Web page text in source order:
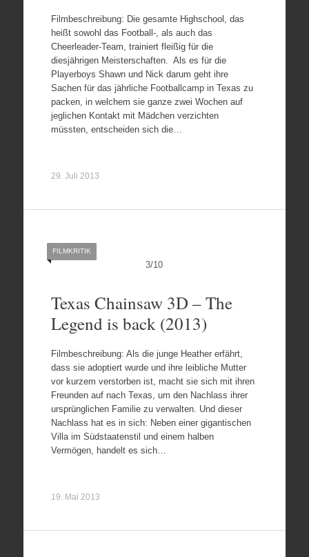
Filmbeschreibung: Die gesamte Highschool, das
heißt sowohl das Football-, als auch das
Cheerleader-Team, trainiert fleißig für die
diesjährigen Meisterschaften. Als es für die
Playerboys Shawn und Nick darum geht ihre
Sachen für das jährliche Footballcamp in Texas zu
packen, in welchem sie ganze zwei Wochen auf
jeglichen Kontakt mit Mädchen verzichten
müssten, entscheiden sich die…
29. Juli 2013
3/10
FILMKRITIK
Texas Chainsaw 3D – The
Legend is back (2013)
Filmbeschreibung: Als die junge Heather erfährt,
dass sie adoptiert wurde und ihre leibliche Mutter
vor kurzem verstorben ist, macht sie sich mit ihren
Freunden auf nach Texas, um den Nachlass ihrer
ursprünglichen Familie zu verwalten. Und dieser
Nachlass hat es in sich: Neben einer gigantischen
Villa im Südstaatenstil und einem halben
Vermögen, handelt es sich…
19. Mai 2013